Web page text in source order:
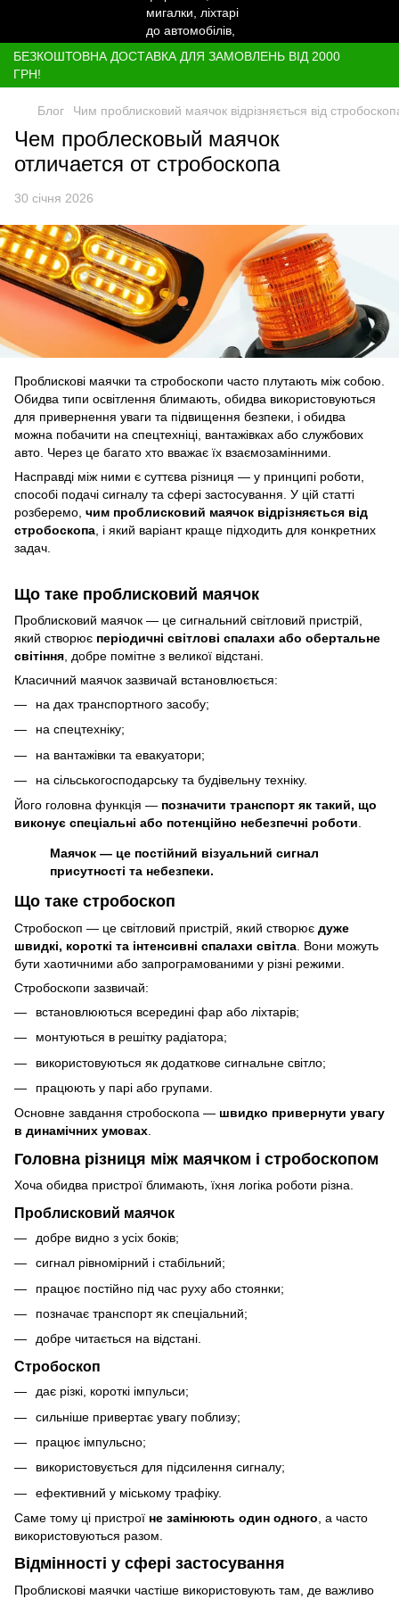
БЕЗКОШТОВНА ДОСТАВКА ДЛЯ ЗАМОВЛЕНЬ ВІД 2000
ГРН!
Блог Чим проблисковий маячок відрізняється від
Чем проблесковый маячок
отличается от стробоскопа
30 січня 2026
Проблискові маячки та стробоскопи часто плутають між собою.
Обидва типи освітлення блимають, обидва використовуються
для привернення уваги та підвищення безпеки, і обидва
можна побачити на спецтехніці, вантажівках або службових
авто. Через це багато хто вважає їх взаємозамінними.
Насправді між ними є суттєва різниця — у принципі роботи,
способі подачі сигналу та сфері застосування. У цій статті
розберемо, чим проблисковий маячок відрізняється від
стробоскопа, і який варіант краще підходить для конкретних
задач.
Що таке проблисковий маячок
Проблисковий маячок — це сигнальний світловий пристрій,
який створює періодичні світлові спалахи або обертальне
світіння , добре помітне з великої відстані.
Класичний маячок зазвичай встановлюється:
на дах транспортного засобу;
на спецтехніку;
на вантажівки та евакуатори;
на сільськогосподарську та будівельну техніку.
Його головна функція — позначити транспорт як такий, що
виконує спеціальні або потенційно небезпечні роботи.
Маячок — це постійний візуальний сигнал
присутності та небезпеки.
Що таке стробоскоп
Стробоскоп — це світловий пристрій, який створює дуже
швидкі, короткі та інтенсивні спалахи світла . Вони можуть
бути хаотичними або запрограмованими у різні режими.
Стробоскопи зазвичай:
встановлюються всередині фар або ліхтарів;
монтуються в решітку радіатора;
використовуються як додаткове сигнальне світло;
працюють у парі або групами.
Основне завдання стробоскопа — швидко привернути увагу
в динамічних умовах.
Головна різниця між маячком і стробоскопом
Хоча обидва пристрої блимають, їхня логіка роботи різна.
Проблисковий маячок
добре видно з усіх боків;
сигнал рівномірний і стабільний;
працює постійно під час руху або стоянки;
позначає транспорт як спеціальний;
добре читається на відстані.
Стробоскоп
дає різкі, короткі імпульси;
сильніше привертає увагу поблизу;
працює імпульсно;
використовується для підсилення сигналу;
ефективний у міському трафіку.
Саме тому ці пристрої не замінюють один одного , а часто
використовуються разом.
Відмінності у сфері застосування
Проблискові маячки частіше використовують там, де важливо